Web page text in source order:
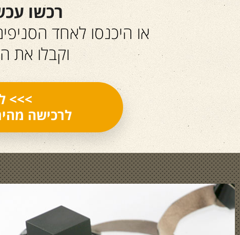
רכשו
או היכנסו לאחד
וקבלו את
>>>
לרכישה